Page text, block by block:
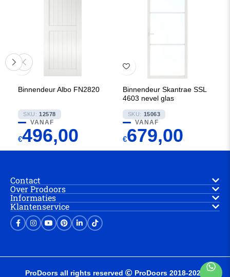
Binnendeur Albo FN2820
SKU: 12578
VANAF
€496,00
Binnendeur Skantrae SSL
4603 nevel glas
SKU: 15063
VANAF
€679,00
Contact
Over Prodoors
Informaties
Klantenservice
ProDoors all rights reserved ProDoors 2018-2025